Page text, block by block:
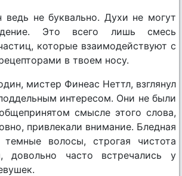
не буквально. Духи не могут
Это всего лишь смесь
которые взаимодействуют с
в твоем носу.
мистер Финеас Неттл, взглянул
интересом. Они не были
смысле этого слова,
привлекали внимание. Бледная
волосы, строгая чистота
довольно часто встречались у